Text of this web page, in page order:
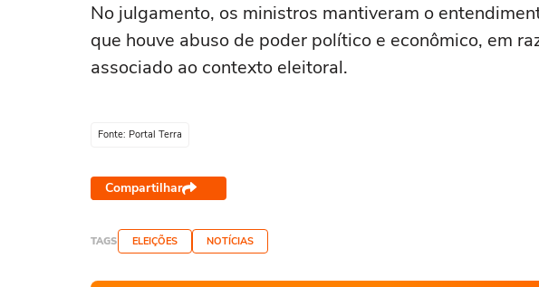
No julgamento, os ministros mantiveram o
que houve abuso de poder político e econômico, em
associado ao contexto eleitoral.
Fonte: Portal Terra
Compartilhar
TAGS ELEIÇÕES NOTÍCIAS